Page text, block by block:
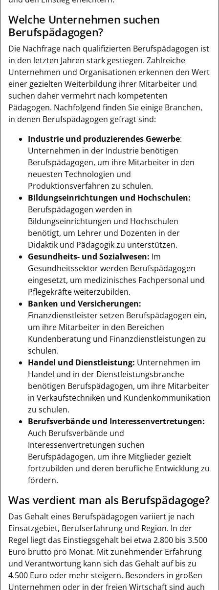
Welche Unternehmen suchen
Berufspädagogen?
Die Nachfrage nach qualifizierten Berufspädagogen ist
in den letzten Jahren stark gestiegen. Zahlreiche
Unternehmen und Organisationen erkennen den Wert
einer gezielten Weiterbildung ihrer Mitarbeiter und
suchen daher vermehrt nach kompetenten
Pädagogen. Nachfolgend finden Sie einige Branchen,
in denen Berufspädagogen gefragt sind:
Industrie und produzierendes Gewerbe:
Unternehmen in der Industrie benötigen
Berufspädagogen, um ihre Mitarbeiter in den
neuesten Technologien und
Produktionsverfahren zu schulen.
Bildungseinrichtungen und Hochschulen:
Berufspädagogen werden in
Bildungseinrichtungen und Hochschulen
benötigt, um Lehrer und Dozenten in der
Didaktik und Pädagogik zu unterstützen.
Gesundheits- und Sozialwesen: Im
Gesundheitssektor werden Berufspädagogen
eingesetzt, um medizinisches Fachpersonal und
Pflegekräfte weiterzubilden.
Banken und Versicherungen:
Finanzdienstleister setzen Berufspädagogen ein,
um ihre Mitarbeiter in den Bereichen
Kundenberatung und Finanzdienstleistungen zu
schulen.
Handel und Dienstleistung: Unternehmen im
Handel und in der Dienstleistungsbranche
benötigen Berufspädagogen, um ihre Mitarbeiter
in Verkaufstechniken und Kundenkommunikation
zu schulen.
Berufsverbände und Interessenvertretungen:
Auch Berufsverbände und
Interessenvertretungen suchen
Berufspädagogen, um ihre Mitglieder gezielt
fortzubilden und deren berufliche Entwicklung zu
fördern.
Was verdient man als Berufspädagoge?
Das Gehalt eines Berufspädagogen variiert je nach
Einsatzgebiet, Berufserfahrung und Region. In der
Regel liegt das Einstiegsgehalt bei etwa 2.800 bis 3.500
Euro brutto pro Monat. Mit zunehmender Erfahrung
und Verantwortung kann sich das Gehalt auf bis zu
4.500 Euro oder mehr steigern. Besonders in großen
Unternehmen oder in der freien Wirtschaft sind auch